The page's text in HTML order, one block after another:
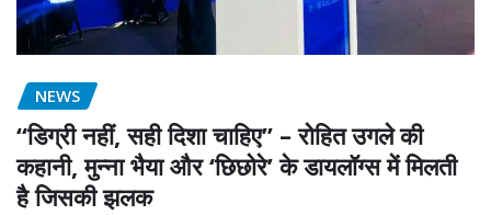
NEWS
“डिग्री नहीं, सही दिशा चाहिए” – रोहित उगले की
कहानी, मुन्ना भैया और ‘छिछोरे’ के डायलॉग्स में मिलती
है जिसकी झलक